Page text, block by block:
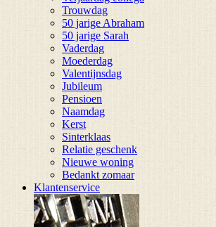
Trouwdag
50 jarige Abraham
50 jarige Sarah
Vaderdag
Moederdag
Valentijnsdag
Jubileum
Pensioen
Naamdag
Kerst
Sinterklaas
Relatie geschenk
Nieuwe woning
Bedankt zomaar
Klantenservice